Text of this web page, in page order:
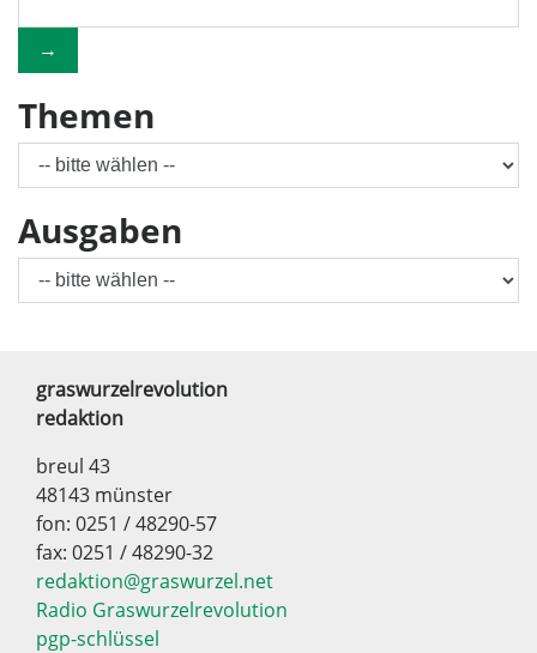
→
Themen
Ausgaben
graswurzelrevolution
redaktion
breul 43
48143 münster
fon: 0251 / 48290-57
fax: 0251 / 48290-32
redaktion@graswurzel.net
Radio Graswurzelrevolution
pgp-schlüssel